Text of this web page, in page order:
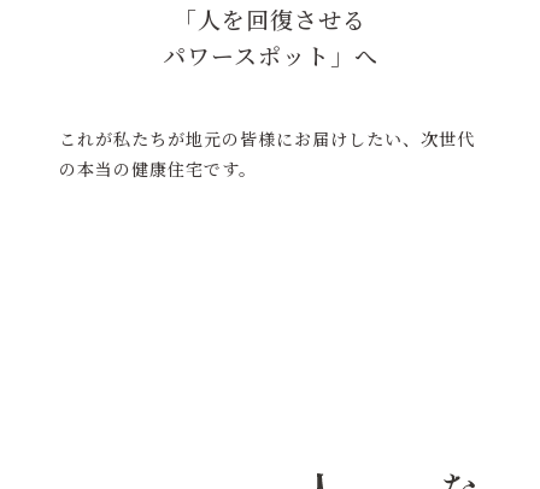
「人を回復させる
パワースポット」へ
これが私たちが地元の皆様にお届けしたい、次世代
の本当の健康住宅です。